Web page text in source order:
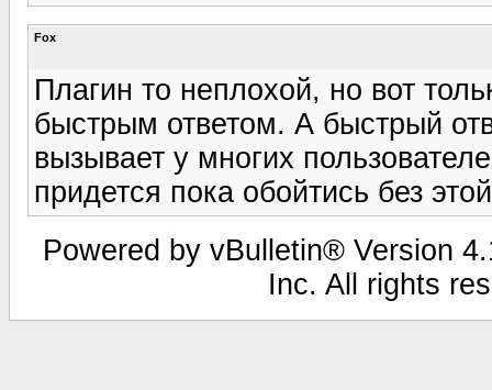
Fox
Плагин то неплохой, но вот
быстрым ответом. А быстрый
вызывает у многих
придется пока обойтись без
Powered by vBulletin® Version
Inc. All rights